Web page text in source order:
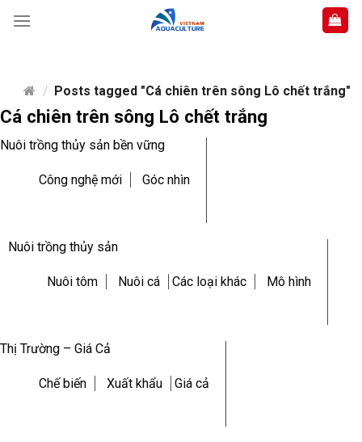
content / Posts tagged "Cá chiên trên sông Lô chết trắng"
Cá chiên trên sông Lô chết trắng
Nuôi trồng thủy sản bền vững
Công nghệ mới Góc nhìn
Nuôi trồng thủy sản
Nuôi tôm Nuôi cá Các loại khác Mô hình
Thị Trường – Giá Cả
Chế biến Xuất khẩu Giá cả